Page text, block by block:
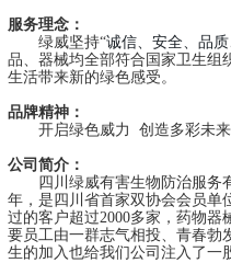
服务理念：
绿威坚持“诚信、安全、品
品、器械均全部符合国家卫生组
生活带来新的绿色感受。
品牌精神：
开启绿色威力 创造多彩未来
公司简介：
四川绿威有害生物防治服务
年，是四川省首家双协会会员单
过的客户超过2000多家，药物器
要员工由一群志气相投、青春勃
生的加入也给我们公司注入了一